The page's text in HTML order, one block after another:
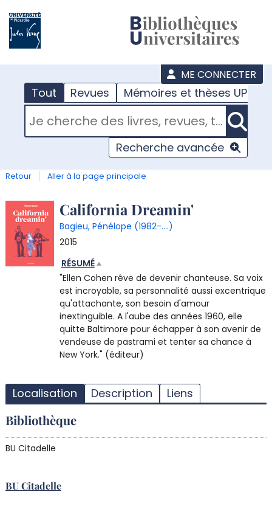
ME CONNECTER
Tout Revues Mémoires et thèses UPJV
RECHERCHER DANS "TOUT"
Recherche avancée
Retour Aller à la page principale
Détail
document
California Dreamin'
Bagieu, Pénélope (1982-....)
2015
RÉSUMÉ
"Ellen Cohen rêve de devenir chanteuse. Sa voix
est incroyable, sa personnalité aussi excentrique
qu'attachante, son besoin d'amour
inextinguible. A l'aube des années 1960, elle
quitte Baltimore pour échapper à son avenir de
vendeuse de pastrami et tenter sa chance à
New York." (éditeur)
Localisation Description Liens
Bibliothèque
BU Citadelle
BU Citadelle